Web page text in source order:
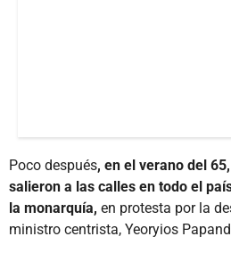
Poco después, en el verano del
salieron a las calles en todo el
la monarquía, en protesta por la
ministro centrista, Yeoryios